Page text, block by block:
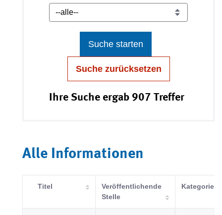
Suche starten
Suche zurücksetzen
Ihre Suche ergab 907 Treffer
Alle Informationen
Titel
Veröffentlichende
Stelle
Kategorie